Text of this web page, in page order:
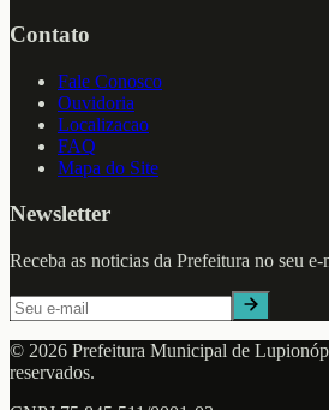
Contato
Fale Conosco
Ouvidoria
Localizacao
FAQ
Mapa do Site
Newsletter
Receba as noticias da Prefeitura no seu e-
© 2026 Prefeitura Municipal de
reservados.